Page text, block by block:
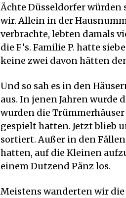
Ächte Düsseldorfer würden
wir. Allein in der
verbrachte, lebten damals
die F‘s. Familie P. hatte
keine zwei davon hätten
Und so sah es in den
aus. In jenen Jahren wurde
wurden die
gespielt hatten. Jetzt blieb
sortiert. Außer in den
hatten, auf die Kleinen
einem Dutzend Pänz los.
Meistens wanderten wir